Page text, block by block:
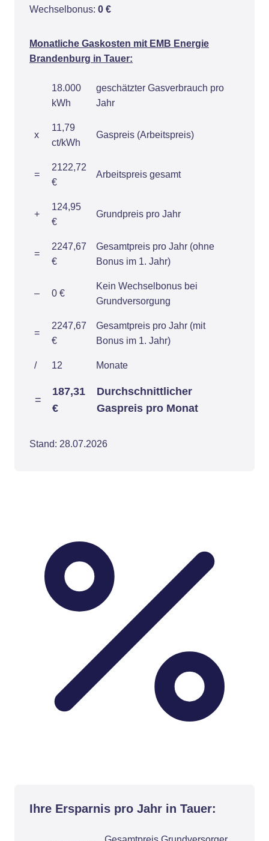
Wechselbonus: 0 €
Monatliche Gaskosten mit EMB Energie
Brandenburg in Tauer:
18.000
kWh
geschätzter Gasverbrauch pro
Jahr
x
11,79
ct/kWh
Gaspreis (Arbeitspreis)
=
2122,72
€
Arbeitspreis gesamt
+
124,95
€
Grundpreis pro Jahr
=
2247,67
€
Gesamtpreis pro Jahr (ohne
Bonus im 1. Jahr)
– 0 €
Kein Wechselbonus bei
Grundversorgung
=
2247,67
€
Gesamtpreis pro Jahr (mit
Bonus im 1. Jahr)
/ 12 Monate
=
187,31
€
Durchschnittlicher
Gaspreis pro Monat
Stand: 28.07.2026
Ihre Ersparnis pro Jahr in Tauer: